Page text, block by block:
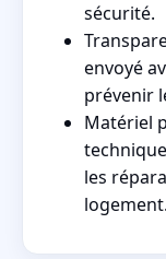
sécurité.
envoyé
prévenir
Matériel
les
logement.